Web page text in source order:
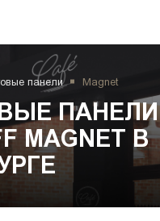
панели Magnet
ПАНЕЛИ
MAGNET В